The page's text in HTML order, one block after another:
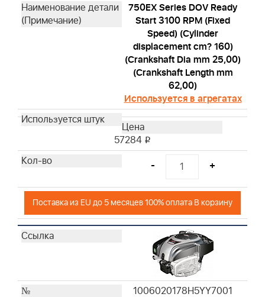
750EX Series DOV Ready
Start 3100 RPM (Fixed
Speed) (Cylinder
displacement cm? 160)
(Crankshaft Dia mm 25,00)
(Crankshaft Length mm
62,00)
Используется в агрегатах
57284 i
- +
Поставка из EU до 5 месяцев 100% оплата В корзину
1006020178H5YY7001